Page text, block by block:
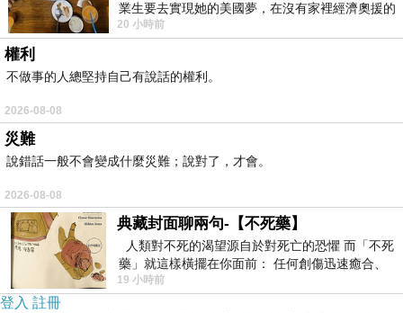
業生要去實現她的美國夢，在沒有家裡經濟奧援的
情況下，靠著自我努力工作累積出國基
20 小時前
權利
不做事的人總堅持自己有說話的權利。
2026-08-08
災難
說錯話一般不會變成什麼災難；說對了，才會。
2026-08-08
典藏封面聊兩句-【不死藥】
人類對不死的渴望源自於對死亡的恐懼 而「不死
藥」就這樣橫擺在你面前： 任何創傷迅速癒合、
停止衰老、痛覺消失…堪
19 小時前
登入 註冊